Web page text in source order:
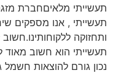
תעשייתי מלאיםחברת
תעשייתי , אנו מספקים
ותחזוקה
תעשייתי הוא חשוב מאוד
נכון גורם להוצאות